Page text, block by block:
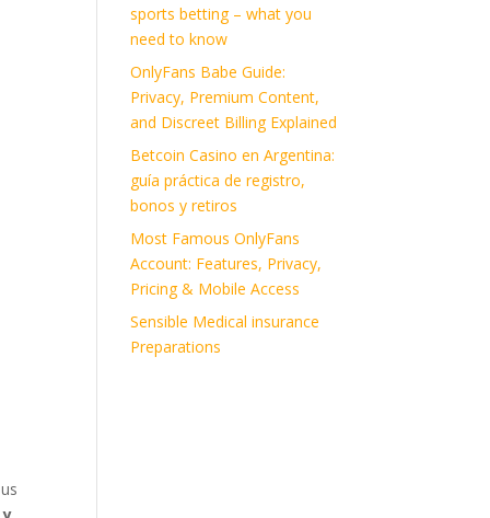
sports betting – what you
need to know
OnlyFans Babe Guide:
Privacy, Premium Content,
and Discreet Billing Explained
Betcoin Casino en Argentina:
guía práctica de registro,
bonos y retiros
Most Famous OnlyFans
Account: Features, Privacy,
Pricing & Mobile Access
Sensible Medical insurance
Preparations